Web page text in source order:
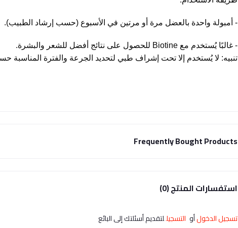
- أمبولة واحدة بالعضل مرة أو مرتين في الأسبوع (حسب إرشاد الطبيب).
- غالبًا يُستخدم مع Biotine للحصول على نتائج أفضل للشعر والبشرة.
تنبيه: لا يُستخدم إلا تحت إشراف طبي لتحديد الجرعة والفترة المناسبة
Frequently Bought Products
استفسارات المنتج (0)
تسجيل الدخولأو التسجيللتقديم أسئلتك إلى البائع